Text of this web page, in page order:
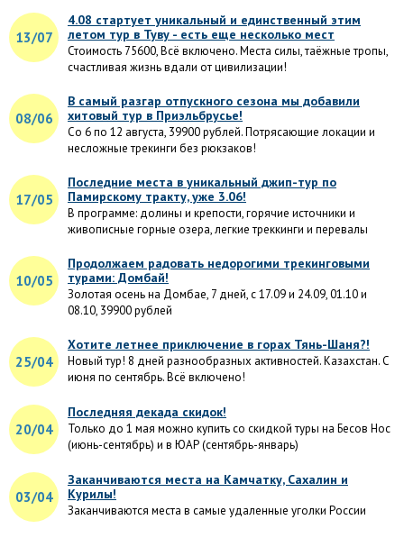
13/07
4.08 стартует уникальный и единственный этим
летом тур в Туву - есть еще несколько мест
Стоимость 75600, Всё включено. Места силы, таёжные тропы,
счастливая жизнь вдали от цивилизации!
08/06
В самый разгар отпускного сезона мы добавили
хитовый тур в Приэльбрусье!
Со 6 по 12 августа, 39900 рублей. Потрясающие локации и
несложные трекинги без рюкзаков!
17/05
Последние места в уникальный джип-тур по
Памирскому тракту, уже 3.06!
В программе: долины и крепости, горячие источники и
живописные горные озера, легкие треккинги и перевалы
10/05
Продолжаем радовать недорогими трекинговыми
турами: Домбай!
Золотая осень на Домбае, 7 дней, с 17.09 и 24.09, 01.10 и
08.10, 39900 рублей
25/04
Хотите летнее приключение в горах Тянь-Шаня?!
Новый тур! 8 дней разнообразных активностей. Казахстан. С
июня по сентябрь. Всё включено!
20/04
Последняя декада скидок!
Только до 1 мая можно купить со скидкой туры на Бесов Нос
(июнь-сентябрь) и в ЮАР (сентябрь-январь)
03/04
Заканчиваются места на Камчатку, Сахалин и
Курилы!
Заканчиваются места в самые удаленные уголки России